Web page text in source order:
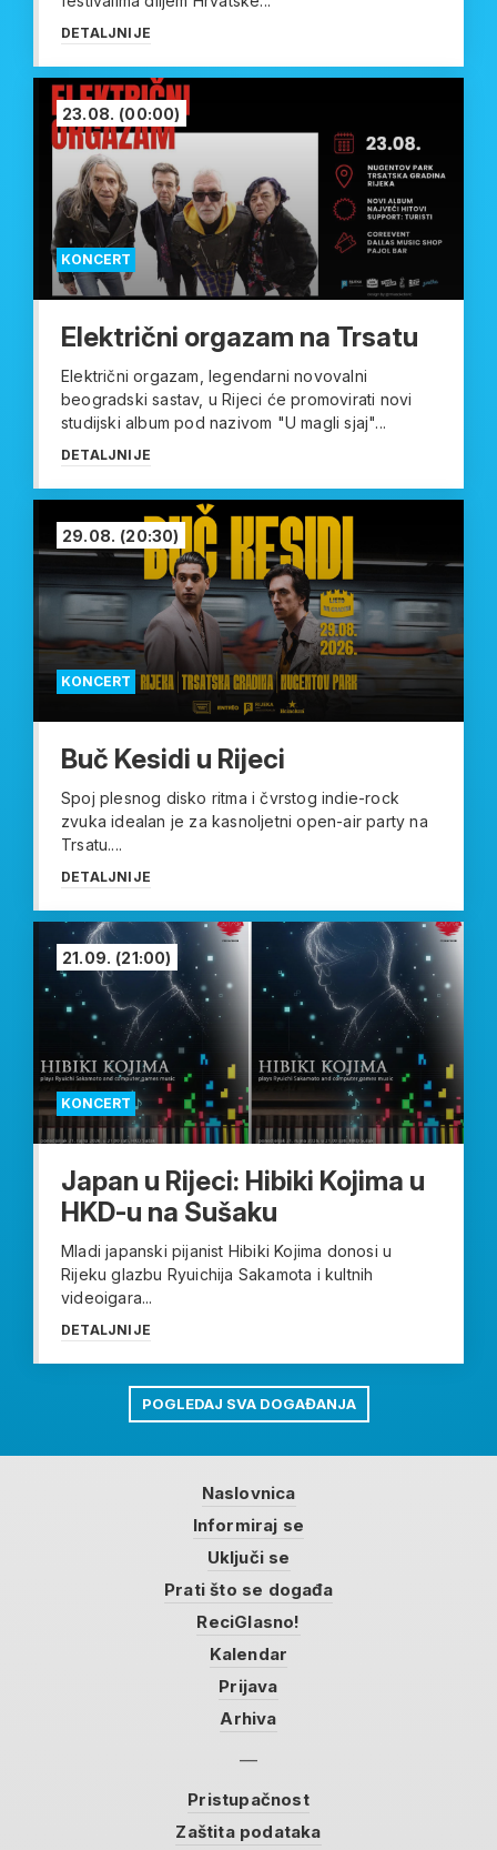
DETALJNIJE
KONCERT
23.08. (00:00)
Električni orgazam na Trsatu
Električni orgazam, legendarni novovalni
beogradski sastav, u Rijeci će promovirati novi
studijski album pod nazivom "U magli sjaj"...
DETALJNIJE
KONCERT
29.08. (20:30)
Buč Kesidi u Rijeci
Spoj plesnog disko ritma i čvrstog indie-rock
zvuka idealan je za kasnoljetni open-air party na
Trsatu....
DETALJNIJE
KONCERT
21.09. (21:00)
Japan u Rijeci: Hibiki Kojima u
HKD-u na Sušaku
Mladi japanski pijanist Hibiki Kojima donosi u
Rijeku glazbu Ryuichija Sakamota i kultnih
videoigara...
DETALJNIJE
POGLEDAJ SVA DOGAĐANJA
Naslovnica
Informiraj se
Uključi se
Prati što se događa
ReciGlasno!
Kalendar
Prijava
Arhiva
Pristupačnost
Zaštita podataka